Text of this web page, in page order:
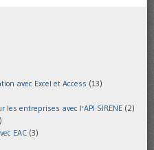
avec Excel et Access (13)
les entreprises avec l'API SIRENE (2)
EAC (3)